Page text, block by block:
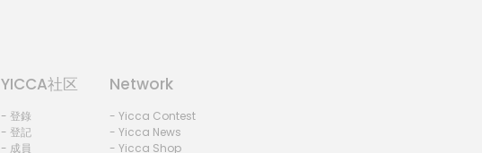
YICCA社区
- 登錄
- 登記
- 成員
Network
- Yicca Contest
- Yicca News
- Yicca Shop